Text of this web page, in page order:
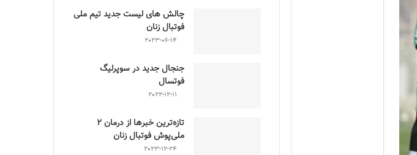
چالش هاى ليست جدید تيم ملى
فوتبال زنان
2023-06-14
جنجال جدید در سوپرلیگ
فوتسال
2022-12-11
تازه‌ترین خبرها از درمان ۲
ملی‌پوش فوتبال زنان
2023-12-24